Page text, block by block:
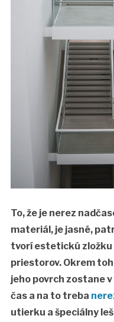
To, že je nerez
materiál, je jasné,
tvorí estetickú zložku
priestorov. Okrem
jeho povrch zostane
čas a na to treba
utierku a špeciálny